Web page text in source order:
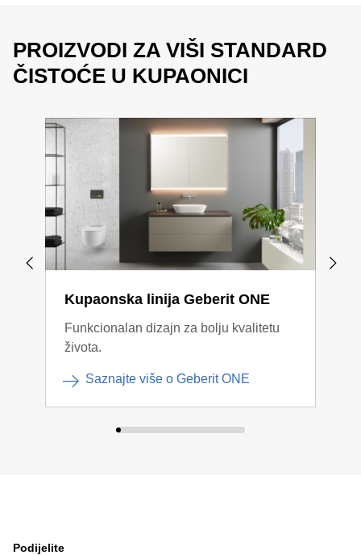
PROIZVODI ZA VIŠI STANDARD
ČISTOĆE U KUPAONICI
Kupaonska linija Geberit ONE
Funkcionalan dizajn za bolju kvalitetu
života.
Saznajte više o Geberit ONE
Podijelite